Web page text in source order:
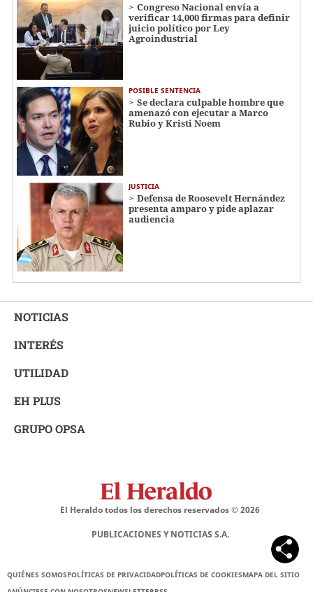
Congreso Nacional envía a
verificar 14,000 firmas para definir
juicio político por Ley
Agroindustrial
POSIBLE SENTENCIA
Se declara culpable hombre que
amenazó con ejecutar a Marco
Rubio y Kristi Noem
JUSTICIA
Defensa de Roosevelt Hernández
presenta amparo y pide aplazar
audiencia
NOTICIAS
INTERÉS
UTILIDAD
EH PLUS
GRUPO OPSA
El Heraldo todos los derechos reservados ©2026
PUBLICACIONES Y NOTICIAS S.A.
QUIÉNES SOMOSPOLÍTICAS DE PRIVACIDADPOLÍTICAS DE COOKIESMAPA DEL SITIO